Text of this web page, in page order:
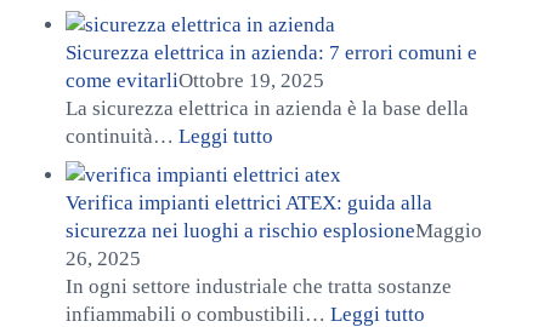
Sicurezza elettrica in azienda: 7 errori comuni e
come evitarliOttobre 19, 2025
La sicurezza elettrica in azienda è la base della
continuità…Leggi tutto
Verifica impianti elettrici ATEX: guida alla
sicurezza nei luoghi a rischio esplosioneMaggio
26, 2025
In ogni settore industriale che tratta sostanze
infiammabili o combustibili…Leggi tutto